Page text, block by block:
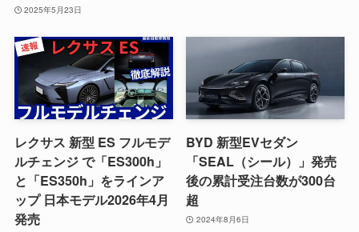
2025年5月23日
レクサス 新型 ES フルモデ
ルチェンジ で「ES300h」
と「ES350h」をラインア
ップ 日本モデル2026年4月
発売
BYD 新型EVセダン
「SEAL（シール）」発売
後の累計受注台数が300台
超
2024年8月6日